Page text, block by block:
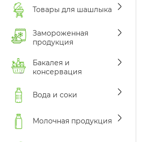
Товары для шашлыка
Замороженная
продукция
Бакалея и
консервация
Вода и соки
Молочная продукция